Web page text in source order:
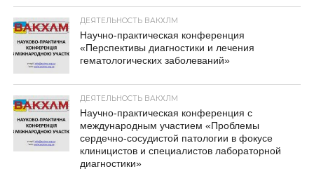
ДЕЯТЕЛЬНОСТЬ ВАКХЛМ
Научно-практическая конференция
«Перспективы диагностики и лечения
гематологических заболеваний»
ДЕЯТЕЛЬНОСТЬ ВАКХЛМ
Научно-практическая конференция с
международным участием «Проблемы
сердечно-сосудистой патологии в фокусе
клиницистов и специалистов лабораторной
диагностики»